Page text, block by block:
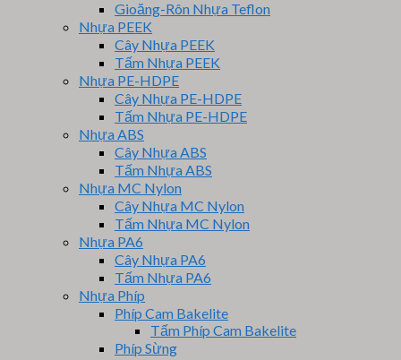
Gioăng-Rôn Nhựa Teflon
Nhựa PEEK
Cây Nhựa PEEK
Tấm Nhựa PEEK
Nhựa PE-HDPE
Cây Nhựa PE-HDPE
Tấm Nhựa PE-HDPE
Nhựa ABS
Cây Nhựa ABS
Tấm Nhựa ABS
Nhựa MC Nylon
Cây Nhựa MC Nylon
Tấm Nhựa MC Nylon
Nhựa PA6
Cây Nhựa PA6
Tấm Nhựa PA6
Nhựa Phíp
Phíp Cam Bakelite
Tấm Phíp Cam Bakelite
Phíp Sừng